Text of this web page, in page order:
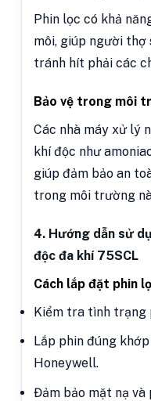
Phin lọc có khả
môi, giúp người thợ
tránh hít phải các
Bảo vệ trong môi
Các nhà máy xử lý
khí độc như
giúp đảm bảo an
trong môi trường
4. Hướng dẫn sử
độc đa khí 75SCL
Cách lắp đặt phin
Kiểm tra tình trạng
Lắp phin đúng
Honeywell.
Đảm bảo mặt nạ và